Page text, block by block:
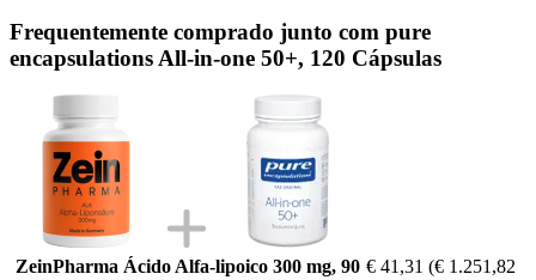
Frequentemente comprado junto com pure
encapsulations All-in-one 50+, 120 Cápsulas
ZeinPharma Ácido Alfa-lipoico 300 mg, 90 € 41,31 (€ 1.251,82